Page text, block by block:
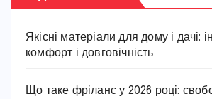
Якісні матеріали для дому і дачі:
комфорт і довговічність
Що таке фріланс у 2026 році: